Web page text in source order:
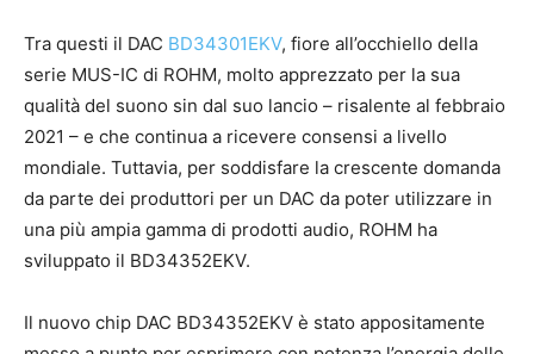
Tra questi il DAC BD34301EKV, fiore all’occhiello della
serie MUS-IC di ROHM, molto apprezzato per la sua
qualità del suono sin dal suo lancio – risalente al febbraio
2021 – e che continua a ricevere consensi a livello
mondiale. Tuttavia, per soddisfare la crescente domanda
da parte dei produttori per un DAC da poter utilizzare in
una più ampia gamma di prodotti audio, ROHM ha
sviluppato il BD34352EKV.
Il nuovo chip DAC BD34352EKV è stato appositamente